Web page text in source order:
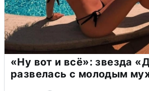
«Ну вот и всё»: звезда
развелась с молодым